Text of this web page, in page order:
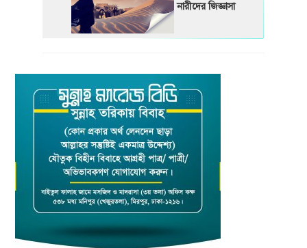
নারীদের জিজ্ঞাসা